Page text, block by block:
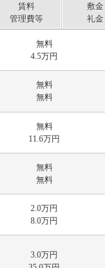
賃料
管理費等
敷金
礼金
無料
4.5万円
無料
無料
無料
11.6万円
無料
無料
2.0万円
8.0万円
3.0万円